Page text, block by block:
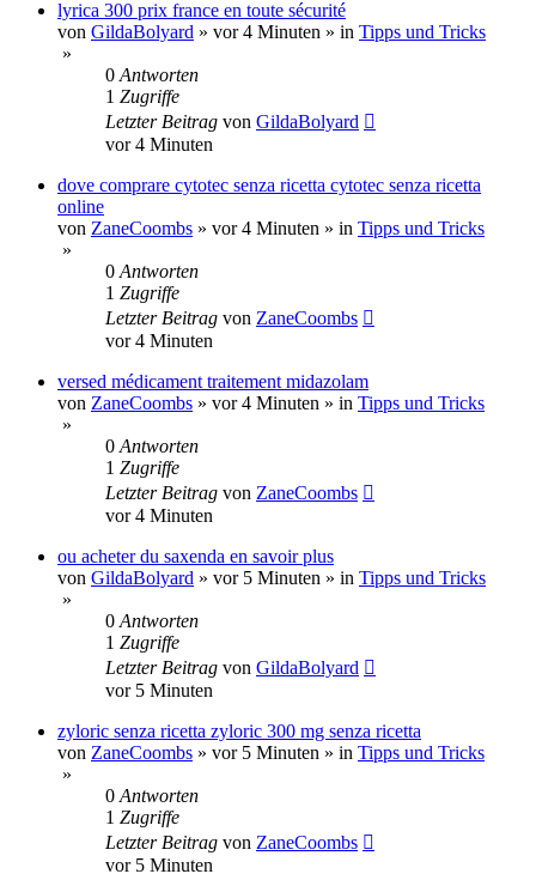
lyrica 300 prix france en toute sécurité
von GildaBolyard » vor 4 Minuten » in Tipps und Tricks
»
0 Antworten
1 Zugriffe
Letzter Beitrag von GildaBolyard
vor 4 Minuten
dove comprare cytotec senza ricetta cytotec senza ricetta
online
von ZaneCoombs » vor 4 Minuten » in Tipps und Tricks
»
0 Antworten
1 Zugriffe
Letzter Beitrag von ZaneCoombs
vor 4 Minuten
versed médicament traitement midazolam
von ZaneCoombs » vor 4 Minuten » in Tipps und Tricks
»
0 Antworten
1 Zugriffe
Letzter Beitrag von ZaneCoombs
vor 4 Minuten
ou acheter du saxenda en savoir plus
von GildaBolyard » vor 5 Minuten » in Tipps und Tricks
»
0 Antworten
1 Zugriffe
Letzter Beitrag von GildaBolyard
vor 5 Minuten
zyloric senza ricetta zyloric 300 mg senza ricetta
von ZaneCoombs » vor 5 Minuten » in Tipps und Tricks
»
0 Antworten
1 Zugriffe
Letzter Beitrag von ZaneCoombs
vor 5 Minuten